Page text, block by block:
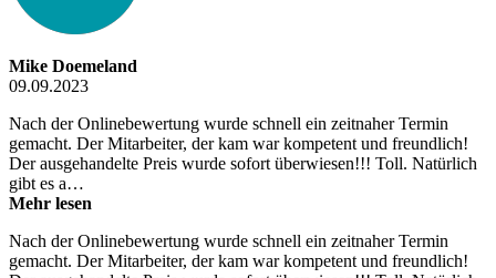
Mike Doemeland
09.09.2023
Nach der Onlinebewertung wurde schnell ein zeitnaher Termin
gemacht. Der Mitarbeiter, der kam war kompetent und freundlich!
Der ausgehandelte Preis wurde sofort überwiesen!!! Toll. Natürlich
gibt es a…
Mehr lesen
Nach der Onlinebewertung wurde schnell ein zeitnaher Termin
gemacht. Der Mitarbeiter, der kam war kompetent und freundlich!